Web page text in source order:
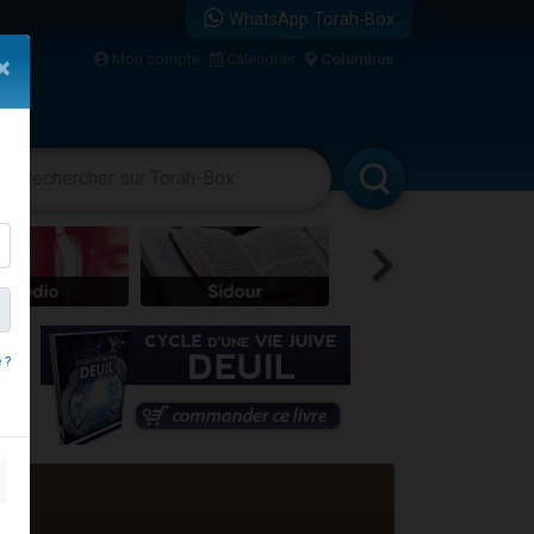
WhatsApp Torah-Box
Mon compte Calendrier Columbus
?